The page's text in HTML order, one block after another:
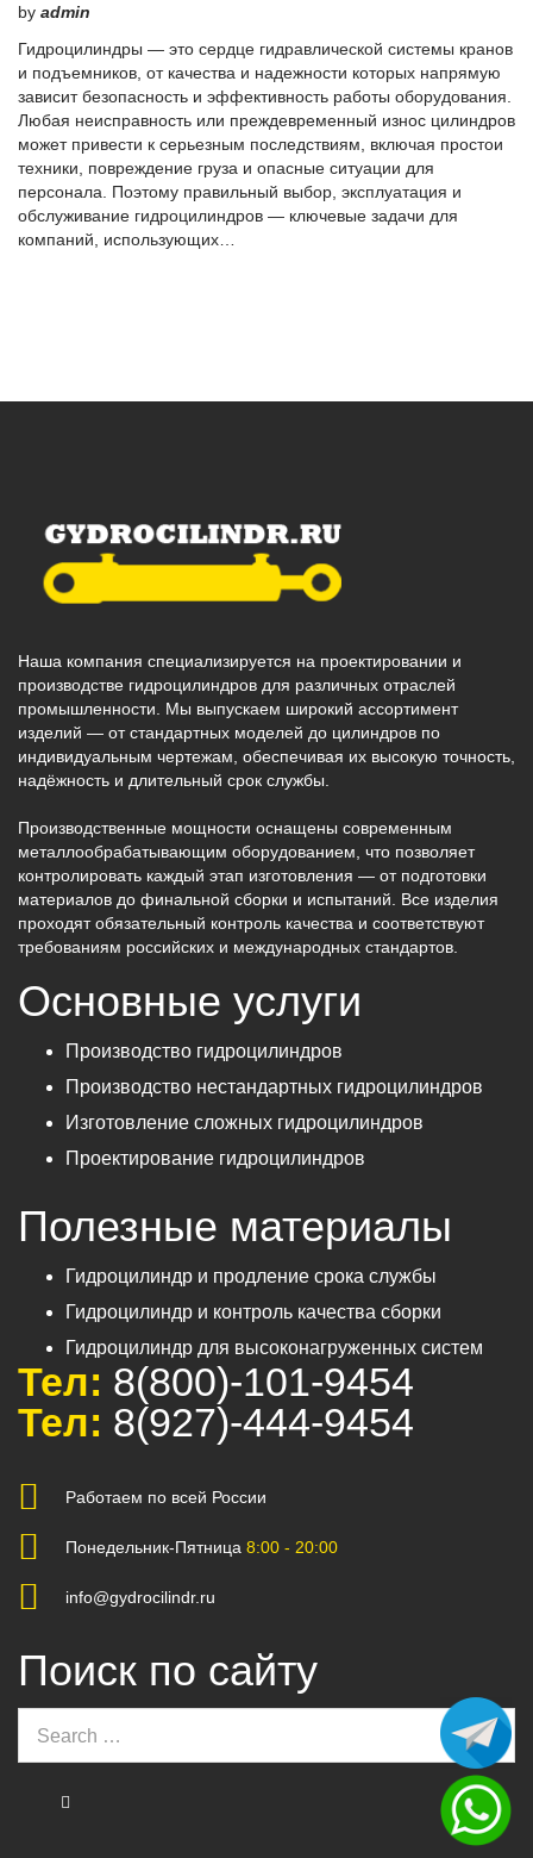
by admin
Гидроцилиндры — это сердце гидравлической системы кранов
и подъемников, от качества и надежности которых напрямую
зависит безопасность и эффективность работы оборудования.
Любая неисправность или преждевременный износ цилиндров
может привести к серьезным последствиям, включая простои
техники, повреждение груза и опасные ситуации для
персонала. Поэтому правильный выбор, эксплуатация и
обслуживание гидроцилиндров — ключевые задачи для
компаний, использующих…
Наша компания специализируется на проектировании и
производстве гидроцилиндров для различных отраслей
промышленности. Мы выпускаем широкий ассортимент
изделий — от стандартных моделей до цилиндров по
индивидуальным чертежам, обеспечивая их высокую точность,
надёжность и длительный срок службы.
Производственные мощности оснащены современным
металлообрабатывающим оборудованием, что позволяет
контролировать каждый этап изготовления — от подготовки
материалов до финальной сборки и испытаний. Все изделия
проходят обязательный контроль качества и соответствуют
требованиям российских и международных стандартов.
Основные услуги
Производство гидроцилиндров
Производство нестандартных гидроцилиндров
Изготовление сложных гидроцилиндров
Проектирование гидроцилиндров
Полезные материалы
Гидроцилиндр и продление срока службы
Гидроцилиндр и контроль качества сборки
Гидроцилиндр для высоконагруженных систем
Тел: 8(800)-101-9454
Тел: 8(927)-444-9454
Работаем по всей России
Понедельник-Пятница 8:00 - 20:00
info@gydrocilindr.ru
Поиск по сайту